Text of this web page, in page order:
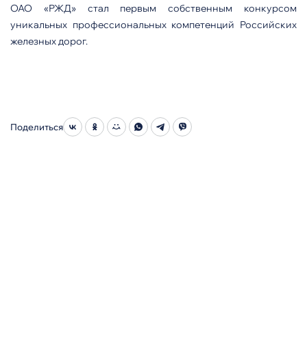
ОАО «РЖД» стал первым собственным конкурсом
уникальных профессиональных компетенций Российских
железных дорог.
Поделиться